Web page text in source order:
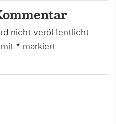
nicht veröffentlicht.
* markiert.